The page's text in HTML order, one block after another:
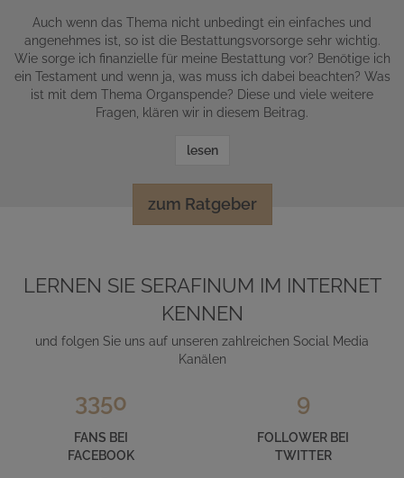
Auch wenn das Thema nicht unbedingt ein einfaches und
angenehmes ist, so ist die Bestattungsvorsorge sehr wichtig.
Wie sorge ich finanzielle für meine Bestattung vor? Benötige ich
ein Testament und wenn ja, was muss ich dabei beachten? Was
ist mit dem Thema Organspende? Diese und viele weitere
Fragen, klären wir in diesem Beitrag.
lesen
zum Ratgeber
LERNEN SIE SERAFINUM IM INTERNET
KENNEN
und folgen Sie uns auf unseren zahlreichen Social Media
Kanälen
3350
FANS BEI
FACEBOOK
9
FOLLOWER BEI
TWITTER